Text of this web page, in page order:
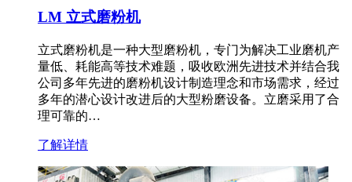
LM 立式磨粉机
立式磨粉机是一种大型磨粉机，专门为解决工业磨机产
量低、耗能高等技术难题，吸收欧洲先进技术并结合我
公司多年先进的磨粉机设计制造理念和市场需求，经过
多年的潜心设计改进后的大型粉磨设备。立磨采用了合
理可靠的…
了解详情